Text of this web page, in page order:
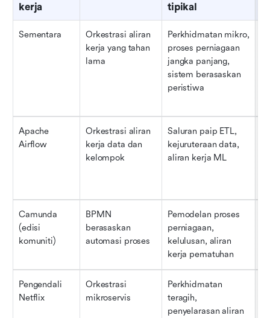
kerja
tipikal
Sementara
Orkestrasi aliran
kerja yang tahan
lama
Perkhidmatan mikro,
proses perniagaan
jangka panjang,
sistem berasaskan
peristiwa
Apache
Airflow
Orkestrasi aliran
kerja data dan
kelompok
Saluran paip ETL,
kejuruteraan data,
aliran kerja ML
Camunda
(edisi
komuniti)
BPMN
berasaskan
automasi proses
Pemodelan proses
perniagaan,
kelulusan, aliran
kerja pematuhan
Pengendali
Netflix
Orkestrasi
mikroservis
Perkhidmatan
teragih,
penyelarasan aliran